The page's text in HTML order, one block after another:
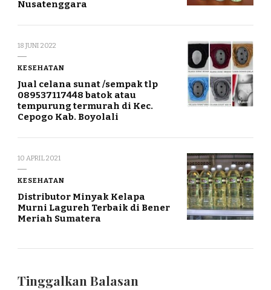
Nusatenggara
18 JUNI 2022
KESEHATAN
Jual celana sunat /sempak tlp
089537117448 batok atau
tempurung termurah di Kec.
Cepogo Kab. Boyolali
10 APRIL 2021
KESEHATAN
Distributor Minyak Kelapa
Murni Lagureh Terbaik di Bener
Meriah Sumatera
Tinggalkan Balasan